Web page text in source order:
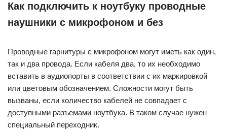
Как подключить к ноутбуку проводные
наушники с микрофоном и без
Проводные гарнитуры с микрофоном могут иметь как один,
так и два провода. Если кабеля два, то их необходимо
вставить в аудиопорты в соответствии с их маркировкой
или цветовым обозначением. Сложности могут быть
вызваны, если количество кабелей не совпадает с
доступными разъемами ноутбука. В таком случае нужен
специальный переходник.